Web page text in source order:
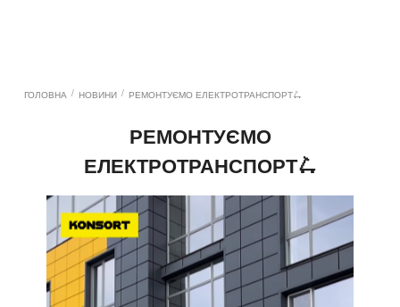
ГОЛОВНА / НОВИНИ / РЕМОНТУЄМО ЕЛЕКТРОТРАНСПОРТ🛴
РЕМОНТУЄМО
ЕЛЕКТРОТРАНСПОРТ🛴